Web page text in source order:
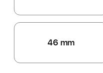
46 mm